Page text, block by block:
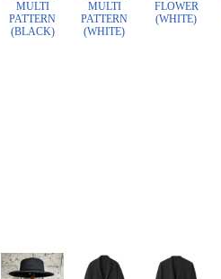
MULTI
PATTERN
(BLACK)
MULTI
PATTERN
(WHITE)
FLOWER
(WHITE)